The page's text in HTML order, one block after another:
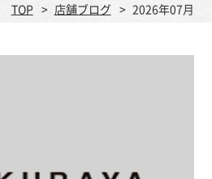
TOP 店舗ブログ 2026年07月